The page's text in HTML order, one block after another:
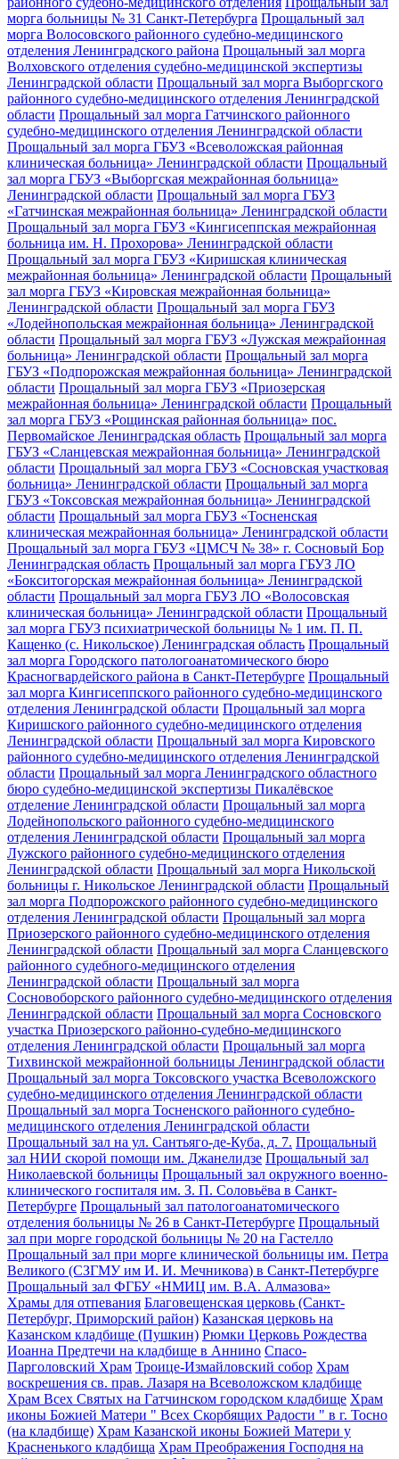
морга больницы № 31 Санкт-Петербурга Прощальный зал
морга Волосовского районного судебно-медицинского
отделения Ленинградского района Прощальный зал морга
Волховского отделения судебно-медицинской экспертизы
Ленинградской области Прощальный зал морга Выборгского
районного судебно-медицинского отделения Ленинградской
области Прощальный зал морга Гатчинского районного
судебно-медицинского отделения Ленинградской области
Прощальный зал морга ГБУЗ «Всеволожская районная
клиническая больница» Ленинградской области Прощальный
зал морга ГБУЗ «Выборгская межрайонная больница»
Ленинградской области Прощальный зал морга ГБУЗ
«Гатчинская межрайонная больница» Ленинградской области
Прощальный зал морга ГБУЗ «Кингисеппская межрайонная
больница им. Н. Прохорова» Ленинградской области
Прощальный зал морга ГБУЗ «Киришская клиническая
межрайонная больница» Ленинградской области Прощальный
зал морга ГБУЗ «Кировская межрайонная больница»
Ленинградской области Прощальный зал морга ГБУЗ
«Лодейнопольская межрайонная больница» Ленинградской
области Прощальный зал морга ГБУЗ «Лужская межрайонная
больница» Ленинградской области Прощальный зал морга
ГБУЗ «Подпорожская межрайонная больница» Ленинградской
области Прощальный зал морга ГБУЗ «Приозерская
межрайонная больница» Ленинградской области Прощальный
зал морга ГБУЗ «Рощинская районная больница» пос.
Первомайское Ленинградская область Прощальный зал морга
ГБУЗ «Сланцевская межрайонная больница» Ленинградской
области Прощальный зал морга ГБУЗ «Сосновская участковая
больница» Ленинградской области Прощальный зал морга
ГБУЗ «Токсовская межрайонная больница» Ленинградской
области Прощальный зал морга ГБУЗ «Тосненская
клиническая межрайонная больница» Ленинградской области
Прощальный зал морга ГБУЗ «ЦМСЧ № 38» г. Сосновый Бор
Ленинградская область Прощальный зал морга ГБУЗ ЛО
«Бокситогорская межрайонная больница» Ленинградской
области Прощальный зал морга ГБУЗ ЛО «Волосовская
клиническая больница» Ленинградской области Прощальный
зал морга ГБУЗ психиатрической больницы № 1 им. П. П.
Кащенко (с. Никольское) Ленинградская область Прощальный
зал морга Городского патологоанатомического бюро
Красногвардейского района в Санкт-Петербурге Прощальный
зал морга Кингисеппского районного судебно-медицинского
отделения Ленинградской области Прощальный зал морга
Киришского районного судебно-медицинского отделения
Ленинградской области Прощальный зал морга Кировского
районного судебно-медицинского отделения Ленинградской
области Прощальный зал морга Ленинградского областного
бюро судебно-медицинской экспертизы Пикалёвское
отделение Ленинградской области Прощальный зал морга
Лодейнопольского районного судебно-медицинского
отделения Ленинградской области Прощальный зал морга
Лужского районного судебно-медицинского отделения
Ленинградской области Прощальный зал морга Никольской
больницы г. Никольское Ленинградской области Прощальный
зал морга Подпорожского районного судебно-медицинского
отделения Ленинградской области Прощальный зал морга
Приозерского районного судебно-медицинского отделения
Ленинградской области Прощальный зал морга Сланцевского
районного судебного-медицинского отделения
Ленинградской области Прощальный зал морга
Сосновоборского районного судебно-медицинского отделения
Ленинградской области Прощальный зал морга Сосновского
участка Приозерского районно-судебно-медицинского
отделения Ленинградской области Прощальный зал морга
Тихвинской межрайонной больницы Ленинградской области
Прощальный зал морга Токсовского участка Всеволожского
судебно-медицинского отделения Ленинградской области
Прощальный зал морга Тосненского районного судебно-
медицинского отделения Ленинградской области
Прощальный зал на ул. Сантьяго-де-Куба, д. 7. Прощальный
зал НИИ скорой помощи им. Джанелидзе Прощальный зал
Николаевской больницы Прощальный зал окружного военно-
клинического госпиталя им. З. П. Соловьёва в Санкт-
Петербурге Прощальный зал патологоанатомического
отделения больницы № 26 в Санкт-Петербурге Прощальный
зал при морге городской больницы № 20 на Гастелло
Прощальный зал при морге клинической больницы им. Петра
Великого (СЗГМУ им И. И. Мечникова) в Санкт-Петербурге
Прощальный зал ФГБУ «НМИЦ им. В.А. Алмазова»
Храмы для отпевания Благовещенская церковь (Санкт-
Петербург, Приморский район) Казанская церковь на
Казанском кладбище (Пушкин) Рюмки Церковь Рождества
Иоанна Предтечи на кладбище в Аннино Спасо-
Парголовский Храм Троице-Измайловский собор Храм
воскрешения св. прав. Лазаря на Всеволожском кладбище
Храм Всех Святых на Гатчинском городском кладбище Храм
иконы Божией Матери " Всех Скорбящих Радости " в г. Тосно
(на кладбище) Храм Казанской иконы Божией Матери у
Красненького кладбища Храм Преображения Господня на